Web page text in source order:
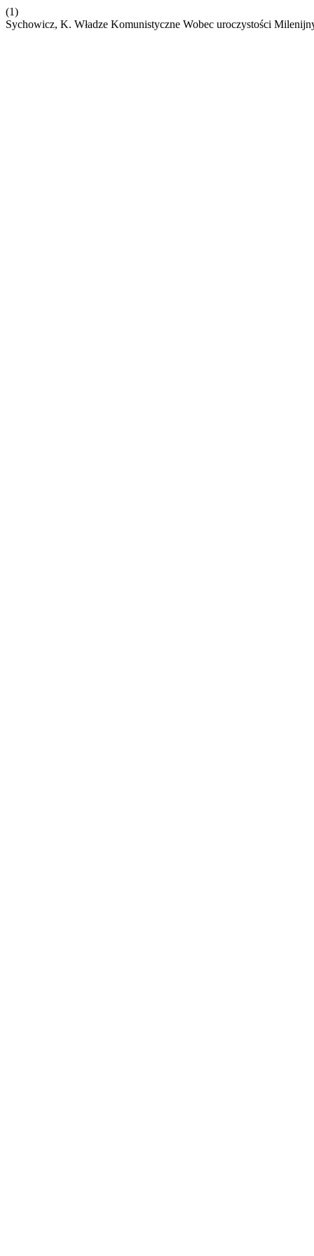
(1)
Sychowicz, K. Władze Komunistyczne Wobec uroczystości